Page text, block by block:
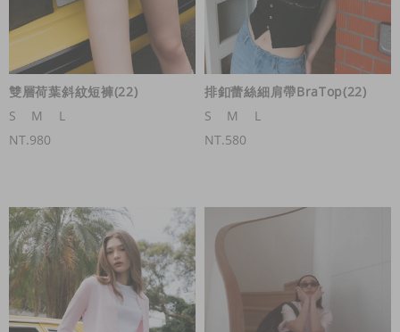
雙層荷葉斜紋短褲(22)
S
M
L
NT.980
排釦蕾絲細肩帶BraTop(22)
S
M
L
NT.580